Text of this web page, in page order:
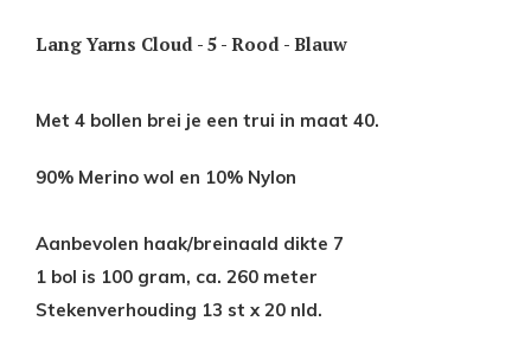
Lang Yarns Cloud - 5 - Rood - Blauw
Met 4 bollen brei je een trui in maat 40.
90% Merino wol en 10% Nylon
Aanbevolen haak/breinaald dikte 7
1 bol is 100 gram, ca. 260 meter
Stekenverhouding 13 st x 20 nld.